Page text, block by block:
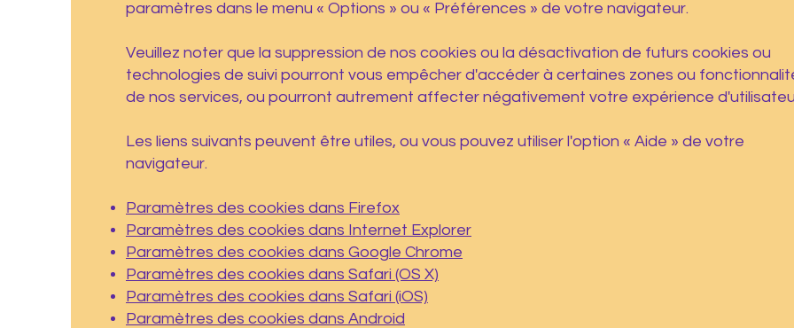
paramètres dans le menu « Options » ou « Préférences » de votre navigateur.
Veuillez noter que la suppression de nos cookies ou la désactivation de futurs cookies ou
technologies de suivi pourront vous empêcher d'accéder à certaines zones ou
de nos services, ou pourront autrement affecter négativement votre expérience
Les liens suivants peuvent être utiles, ou vous pouvez utiliser l'option « Aide » de votre
navigateur.
Paramètres des cookies dans Firefox
Paramètres des cookies dans Internet Explorer
Paramètres des cookies dans Google Chrome
Paramètres des cookies dans Safari (OS X)
Paramètres des cookies dans Safari (iOS)
Paramètres des cookies dans Android